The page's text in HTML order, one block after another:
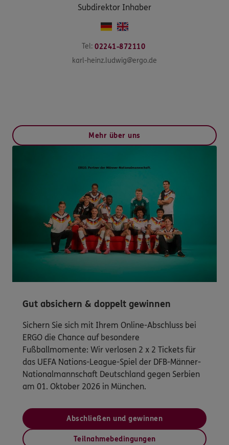
Subdirektor Inhaber
Tel: 02241-872110
karl-heinz.ludwig@ergo.de
Mehr über uns
Gut absichern & doppelt gewinnen
Sichern Sie sich mit Ihrem Online-Abschluss bei
ERGO die Chance auf besondere
Fußballmomente: Wir verlosen 2 x 2 Tickets für
das UEFA Nations-League-Spiel der DFB-Männer-
Nationalmannschaft Deutschland gegen Serbien
am 01. Oktober 2026 in München.
Abschließen und gewinnen
Teilnahmebedingungen